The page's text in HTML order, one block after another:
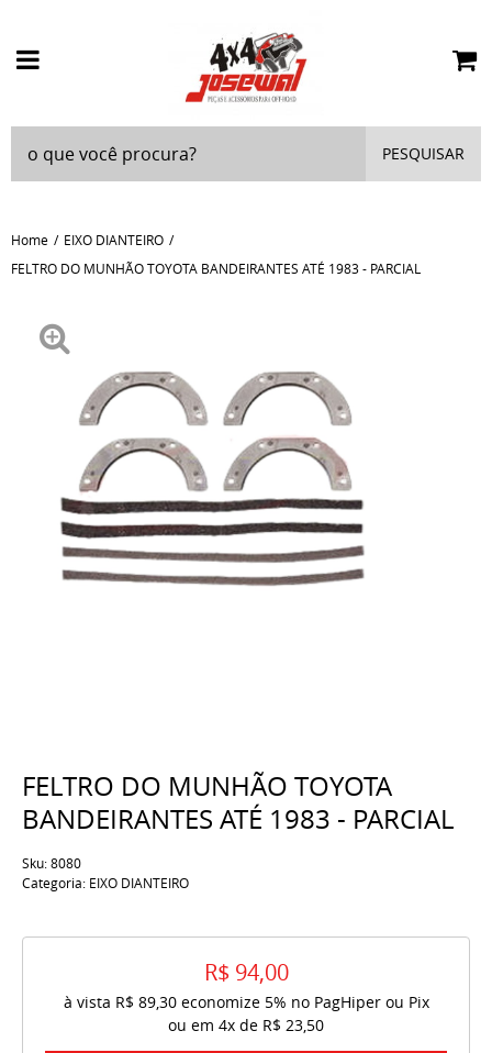
PESQUISAR
Home
EIXO DIANTEIRO
FELTRO DO MUNHÃO TOYOTA BANDEIRANTES ATÉ 1983 - PARCIAL
FELTRO DO MUNHÃO TOYOTA
BANDEIRANTES ATÉ 1983 - PARCIAL
Sku:8080
Categoria: EIXO DIANTEIRO
R$ 94,00
à vista R$ 89,30economize 5% no PagHiper ou Pix
ou em 4x de R$ 23,50